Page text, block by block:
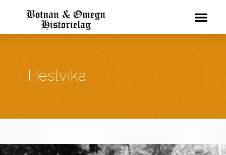
Hestvika